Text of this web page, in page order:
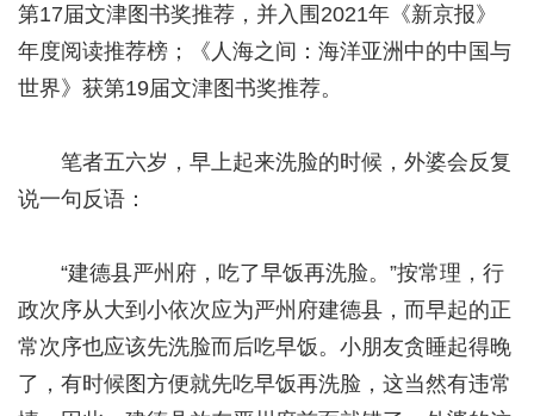
第17届文津图书奖推荐，并入围2021年《新京报》
年度阅读推荐榜；《人海之间：海洋亚洲中的中国与
世界》获第19届文津图书奖推荐。
笔者五六岁，早上起来洗脸的时候，外婆会反复
说一句反语：
“建德县严州府，吃了早饭再洗脸。”按常理，行
政次序从大到小依次应为严州府建德县，而早起的正
常次序也应该先洗脸而后吃早饭。小朋友贪睡起得晚
了，有时候图方便就先吃早饭再洗脸，这当然有违常